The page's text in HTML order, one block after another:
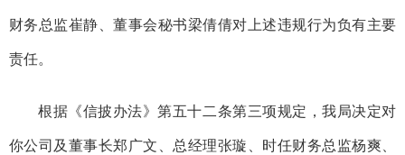
财务总监崔静、董事会秘书梁倩倩对上述违规行为负有主要
责任。
根据《信披办法》第五十二条第三项规定，我局决定对
你公司及董事长郑广文、总经理张璇、时任财务总监杨爽、